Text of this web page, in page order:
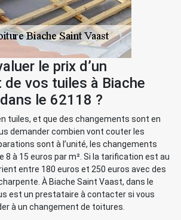
le prix d’un
de vos tuiles à Biache
le 62118 ?
tuiles, et que des changements sont en
demander combien vont couter les
sont à l’unité, les changements
8 à 15 euros par m². Si la tarification est au
entre 180 euros et 250 euros avec des
À Biache Saint Vaast, dans le
est un prestataire à contacter si vous
à un changement de toitures.